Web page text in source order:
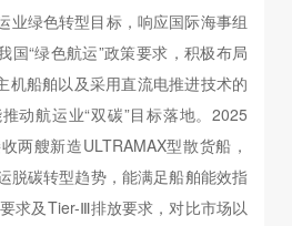
业绿色转型目标，响应国际海事组
国“绿色航运”政策要求，积极布局
机船舶以及采用直流电推进技术的
动航运业“双碳”目标落地。2025
两艘新造ULTRAMAX型散货船，
脱碳转型趋势，能满足船舶能效指
求及Tier-Ⅲ排放要求，对比市场以